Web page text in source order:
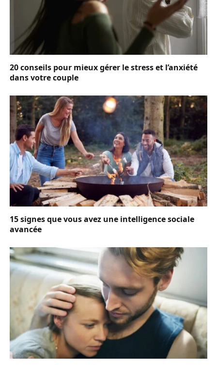
20 conseils pour mieux gérer le stress et l’anxiété
dans votre couple
15 signes que vous avez une intelligence sociale
avancée